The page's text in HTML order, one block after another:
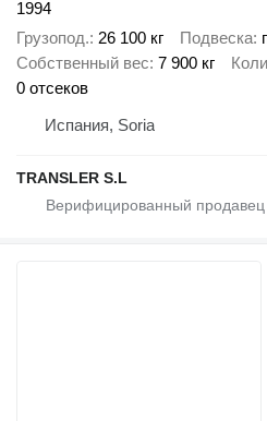
1994
Грузопод. 26 100 кг Подвеска
Собственный вес 7 900 кг
0 отсеков
Испания, Soria
TRANSLER S.L